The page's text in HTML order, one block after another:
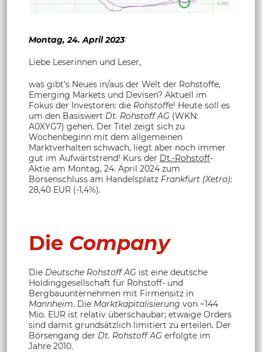
Montag, 24. April 2023
Liebe Leserinnen und Leser,
was gibt’s Neues in/aus der Welt der Rohstoffe,
Emerging Markets und Devisen? Aktuell im
Fokus der Investoren: die Rohstoffe! Heute soll es
um den Basiswert Dt. Rohstoff AG (WKN:
A0XYG7) gehen. Der Titel zeigt sich zu
Wochenbeginn mit dem allgemeinen
Marktverhalten schwach, liegt aber noch immer
gut im Aufwärtstrend! Kurs der Dt.-Rohstoff-
Aktie am Montag, 24. April 2024 zum
Börsenschluss am Handelsplatz Frankfurt (Xetra):
28,40 EUR (-1,4%).
Die Company
Die Deutsche Rohstoff AG ist eine deutsche
Holdinggesellschaft für Rohstoff- und
Bergbauunternehmen mit Firmensitz in
Mannheim. Die Marktkapitalisierung von ~144
Mio. EUR ist relativ überschaubar; etwaige Orders
sind damit grundsätzlich limitiert zu erteilen. Der
Börsengang der Dt. Rohstoff AG erfolgte im
Jahre 2010.